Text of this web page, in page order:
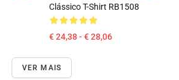
Clássico T-Shirt RB1508
€ 24,38 - € 28,06
VER MAIS